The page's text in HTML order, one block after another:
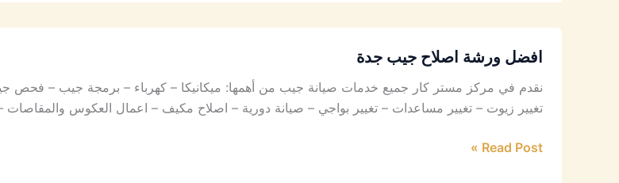
افضل ورشة اصلاح جيب جدة
نقدم في مركز مستر كار جميع خدمات صيانة جيب من أهمها: ميكانيكا – كهرباء – برمجة جيب –
تغيير زيوت – تغيير مساعدات – تغيير بواجي – صيانة دورية – اصلاح مكيف – اعمال العكوس
Read Post »